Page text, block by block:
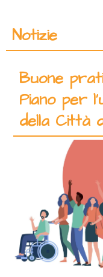
Notizie
Buone
Piano per
della Città